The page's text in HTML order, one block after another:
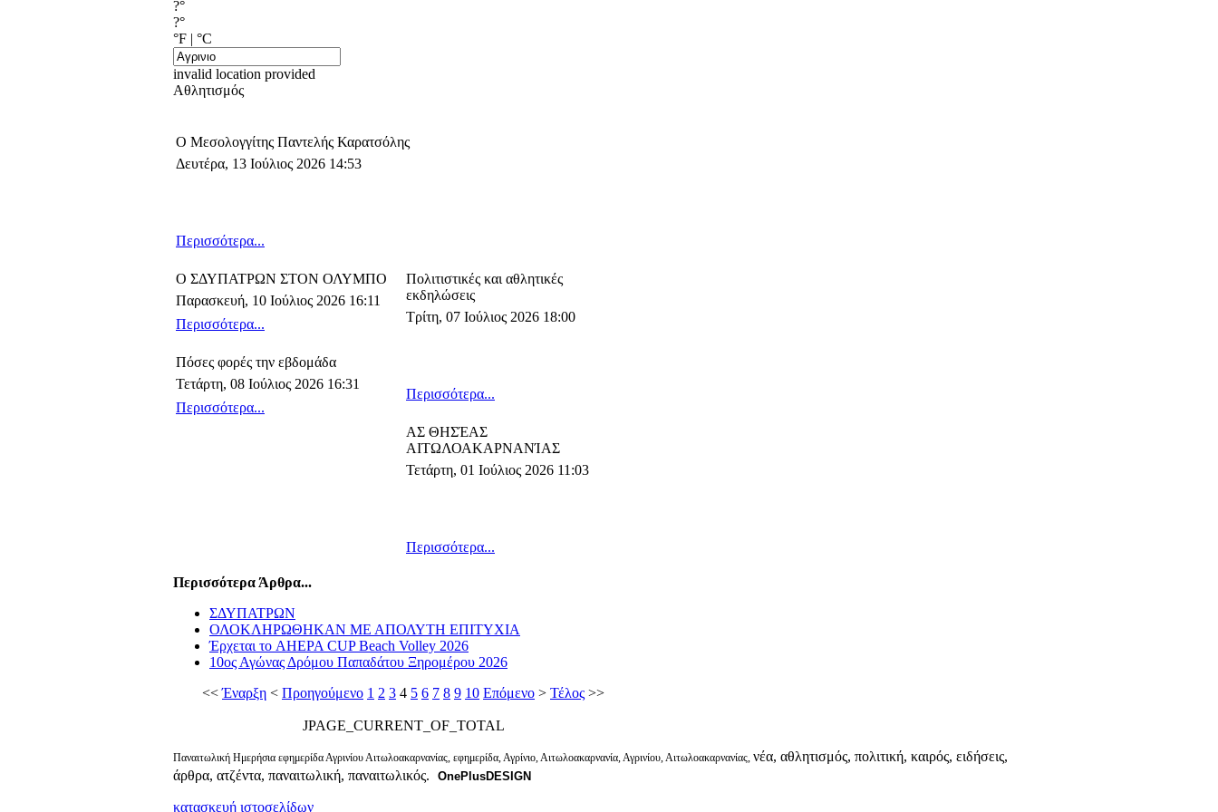
?°
?°
°F | °C
invalid location provided
Αθλητισμός
Ο Μεσολογγίτης Παντελής Καρατσόλης
Δευτέρα, 13 Ιούλιος 2026 14:53
Περισσότερα...
Ο ΣΔΥΠΑΤΡΩΝ ΣΤΟΝ ΟΛΥΜΠΟ
Παρασκευή, 10 Ιούλιος 2026 16:11
Περισσότερα...
Πόσες φορές την εβδομάδα
Τετάρτη, 08 Ιούλιος 2026 16:31
Περισσότερα...
Πολιτιστικές και αθλητικές
εκδηλώσεις
Τρίτη, 07 Ιούλιος 2026 18:00
Περισσότερα...
ΑΣ ΘΗΣΈΑΣ
ΑΙΤΩΛΟΑΚΑΡΝΑΝΊΑΣ
Τετάρτη, 01 Ιούλιος 2026 11:03
Περισσότερα...
Περισσότερα Άρθρα...
ΣΔΥΠΑΤΡΩΝ
ΟΛΟΚΛΗΡΩΘΗΚΑΝ ΜΕ ΑΠΟΛΥΤΗ ΕΠΙΤΥΧΙΑ
Έρχεται το AHEPA CUP Beach Volley 2026
10ος Αγώνας Δρόμου Παπαδάτου Ξηρομέρου 2026
<<Έναρξη < Προηγούμενο 1 2 3 4 5 6 7 8 9 10 Επόμενο > Τέλος >>
JPAGE_CURRENT_OF_TOTAL
Παναιτωλική Ημερήσια εφημερίδα Αγρινίου Αιτωλοακαρνανίας, εφημερίδα, Αγρίνιο, Αιτωλοακαρνανία, Αγρινίου, Αιτωλοακαρνανίας, νέα, αθλητισμός, πολιτική, καιρός, ειδήσεις,
άρθρα, ατζέντα, παναιτωλική, παναιτωλικός.
OnePlusDESIGN
κατασκευή ιστοσελίδων